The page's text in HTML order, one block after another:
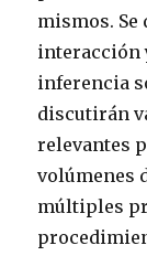
mismos.
interacción
inferencia
discutirán
relevantes
volúmenes
múltiples